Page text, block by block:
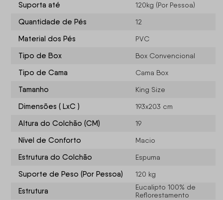
Suporta até 120kg (Por Pessoa)
Quantidade de Pés 12
Material dos Pés PVC
Tipo de Box Box Convencional
Tipo de Cama Cama Box
Tamanho King Size
Dimensões ( LxC ) 193x203 cm
Altura do Colchão (CM) 19
Nível de Conforto Macio
Estrutura do Colchão Espuma
Suporte de Peso (Por Pessoa) 120 kg
Estrutura
Eucalipto 100% de
Reflorestamento